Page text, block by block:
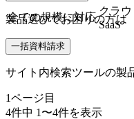
全ての規模に対応
クラウ
SaaS
製品選びでお困りの方は
一括資料請求
サイト内検索ツールの製
1ページ目
4件中 1 〜4件を表示